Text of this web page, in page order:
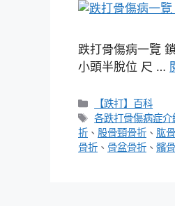
跌打骨傷病一覽
小頭半脫位 尺 …
分
類
【跌打】百科
標
籤
各跌打骨傷病症介
折 、 股骨頸骨折 、 肱
骨折 、 骨盆骨折 、 髕